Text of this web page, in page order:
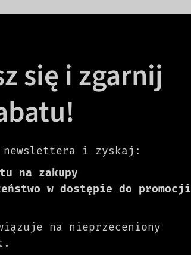
się i zgarnij
newslettera i zyskaj:
na zakupy
w dostępie do promocji
na nieprzeceniony